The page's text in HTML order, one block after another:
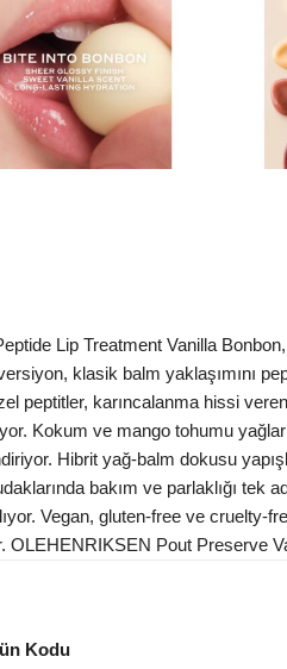
Lip Treatment Vanilla
klasik balm yaklaşımını
peptitler, karıncalanma hissi
Kokum ve mango tohumu
Hibrit yağ-balm dokusu
bakım ve parlaklığı
Vegan, gluten-free ve cruelty-
Pout Preserve
Kodu